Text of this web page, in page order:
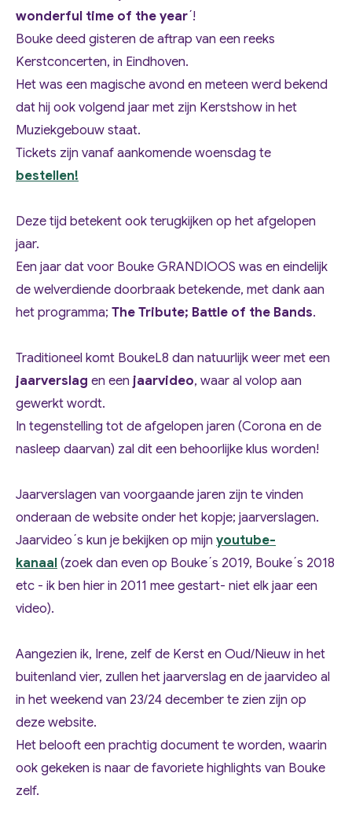
wonderful time of the year´!
Bouke deed gisteren de aftrap van een reeks
Kerstconcerten, in Eindhoven.
Het was een magische avond en meteen werd bekend
dat hij ook volgend jaar met zijn Kerstshow in het
Muziekgebouw staat.
Tickets zijn vanaf aankomende woensdag te
bestellen!
Deze tijd betekent ook terugkijken op het afgelopen
jaar.
Een jaar dat voor Bouke GRANDIOOS was en eindelijk
de welverdiende doorbraak betekende, met dank aan
het programma; The Tribute; Battle of the Bands.
Traditioneel komt BoukeL8 dan natuurlijk weer met een
jaarverslag en een jaarvideo, waar al volop aan
gewerkt wordt.
In tegenstelling tot de afgelopen jaren (Corona en de
nasleep daarvan) zal dit een behoorlijke klus worden!
Jaarverslagen van voorgaande jaren zijn te vinden
onderaan de website onder het kopje; jaarverslagen.
Jaarvideo´s kun je bekijken op mijn youtube-
kanaal(zoek dan even op Bouke´s 2019, Bouke´s 2018
etc - ik ben hier in 2011 mee gestart- niet elk jaar een
video).
Aangezien ik, Irene, zelf de Kerst en Oud/Nieuw in het
buitenland vier, zullen het jaarverslag en de jaarvideo al
in het weekend van 23/24 december te zien zijn op
deze website.
Het belooft een prachtig document te worden, waarin
ook gekeken is naar de favoriete highlights van Bouke
zelf.